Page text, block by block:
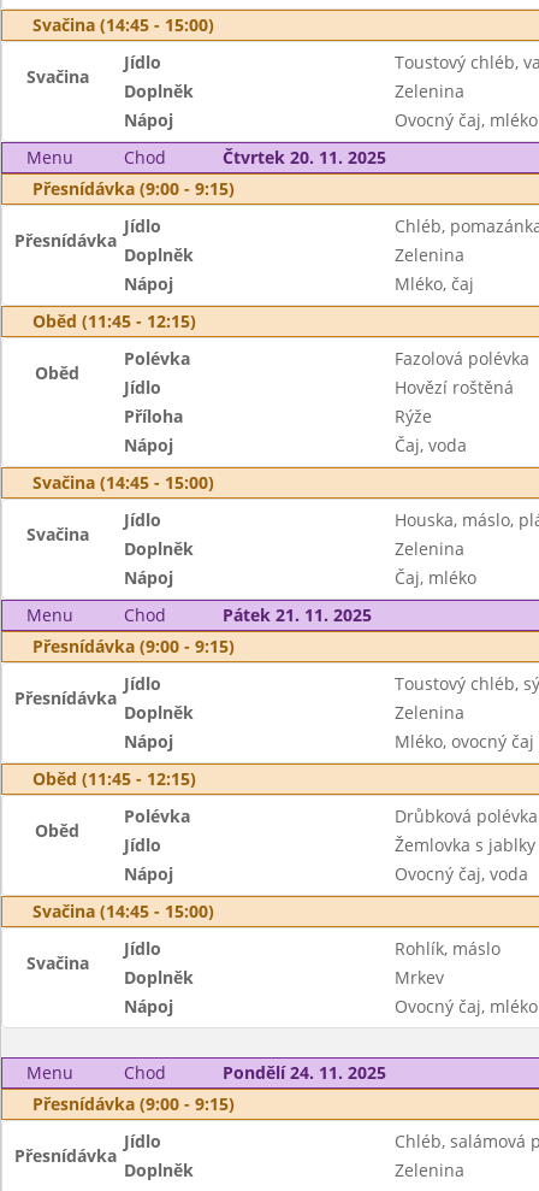
Svačina (14:45 - 15:00)
Svačina
Jídlo
Toustový chléb,
Doplněk
Zelenina
Nápoj
Ovocný čaj, mléko
Menu
Chod
Čtvrtek 20. 11. 2025
Přesnídávka (9:00 - 9:15)
Přesnídávka
Jídlo
Chléb,
Doplněk
Zelenina
Nápoj
Mléko, čaj
Oběd (11:45 - 12:15)
Oběd
Polévka
Fazolová polévka
Jídlo
Hovězí roštěná
Příloha
Rýže
Nápoj
Čaj, voda
Svačina (14:45 - 15:00)
Svačina
Jídlo
Houska, máslo,
Doplněk
Zelenina
Nápoj
Čaj, mléko
Menu
Chod
Pátek 21. 11. 2025
Přesnídávka (9:00 - 9:15)
Přesnídávka
Jídlo
Toustový chléb,
Doplněk
Zelenina
Nápoj
Mléko, ovocný čaj
Oběd (11:45 - 12:15)
Oběd
Polévka
Drůbková polévka
Jídlo
Žemlovka s
Nápoj
Ovocný čaj, voda
Svačina (14:45 - 15:00)
Svačina
Jídlo
Rohlík, máslo
Doplněk
Mrkev
Nápoj
Ovocný čaj, mléko
Menu Chod
Pondělí 24. 11. 2025
Přesnídávka (9:00 - 9:15)
Přesnídávka
Jídlo
Chléb, salámová
Doplněk
Zelenina